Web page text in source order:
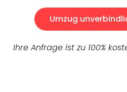
Umzug
Ihre Anfrage ist zu 100%